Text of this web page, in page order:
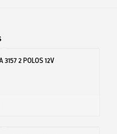
3157 2 POLOS 12V